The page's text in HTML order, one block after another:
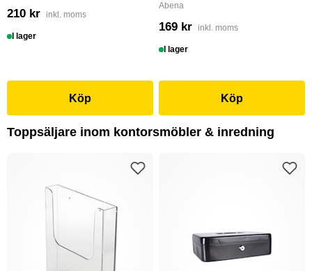
210 kr inkl. moms
I lager
Köp
Abena
169 kr inkl. moms
I lager
Köp
Toppsäljare inom kontorsmöbler & inredning